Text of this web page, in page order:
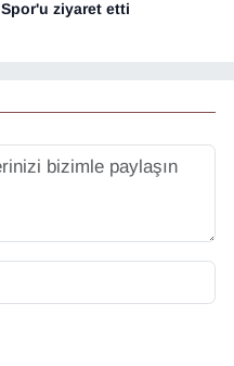
Spor'u ziyaret etti